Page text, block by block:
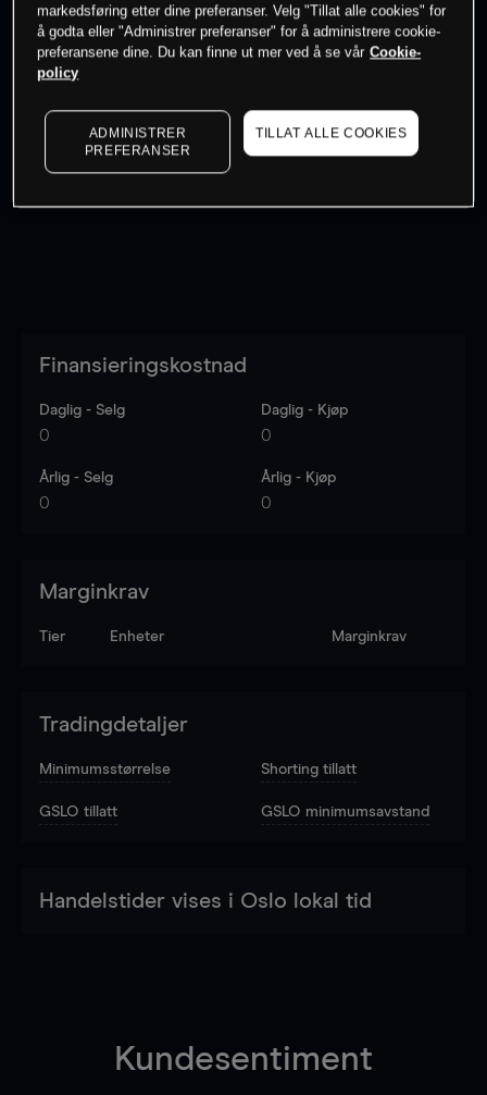
Søk om konto
Kursene er veiledende.Log in
Finansieringskostnad
Daglig - Selg
0
Daglig - Kjøp
0
Årlig - Selg
0
Årlig - Kjøp
0
Marginkrav
Tier Enheter Marginkrav
Tradingdetaljer
Minimumsstørrelse Shorting tillatt
GSLO tillatt GSLO minimumsavstand
Handelstider vises i Oslo lokal tid
Kundesentiment
markedsføring etter dine preferanser. Velg "Tillat alle cookies" for
å godta eller "Administrer preferanser" for å administrere cookie-
preferansene dine. Du kan finne ut mer ved å se vår Cookie-
policy
ADMINISTRER
PREFERANSER
TILLAT ALLE COOKIES